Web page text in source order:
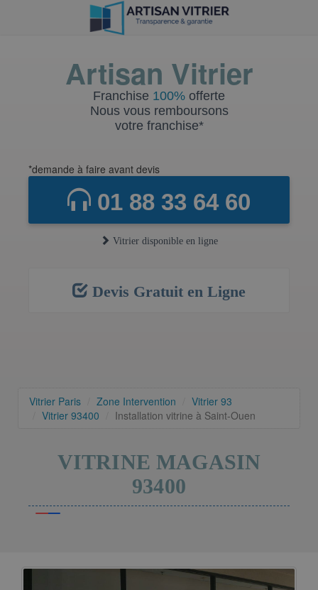
Artisan Vitrier
Franchise 100% offerte
Nous vous remboursons
votre franchise*
*demande à faire avant devis
01 88 33 64 60
Vitrier disponible en ligne
Devis Gratuit en Ligne
Vitrier Paris Zone Intervention
Vitrier 93
Vitrier 93400
Installation vitrine à Saint-Ouen
VITRINE MAGASIN
93400